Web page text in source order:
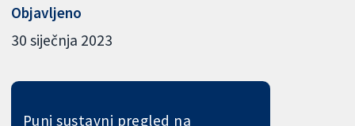
Objavljeno
30 siječnja 2023
Puni sustavni pregled na